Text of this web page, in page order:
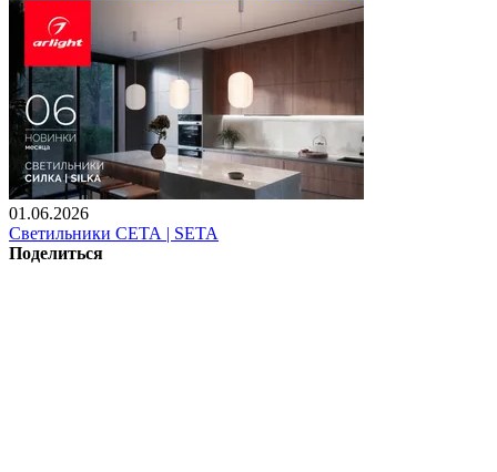
01.06.2026
Светильники СЕТА | SETA
Поделиться